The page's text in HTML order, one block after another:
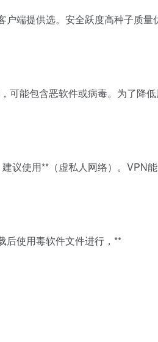
端提供选。安全跃度高种子质量
可能包含恶软件或病毒。为了降
议使用**（虚私人网络）。VPN能
后使用毒软件文件进行，**